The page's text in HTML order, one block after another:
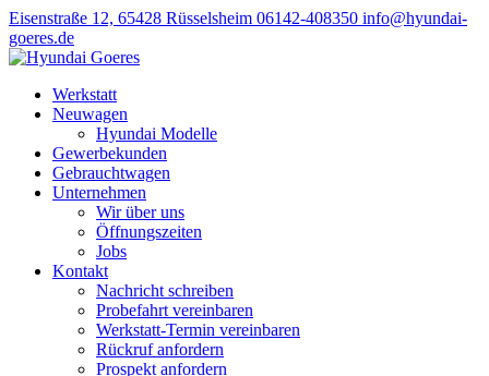
Eisenstraße 12, 65428 Rüsselsheim 06142-408350 info@hyundai-
goeres.de
Werkstatt
Neuwagen
Hyundai Modelle
Gewerbekunden
Gebrauchtwagen
Unternehmen
Wir über uns
Öffnungszeiten
Jobs
Kontakt
Nachricht schreiben
Probefahrt vereinbaren
Werkstatt-Termin vereinbaren
Rückruf anfordern
Prospekt anfordern